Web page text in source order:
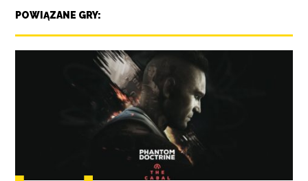
POWIĄZANE GRY: